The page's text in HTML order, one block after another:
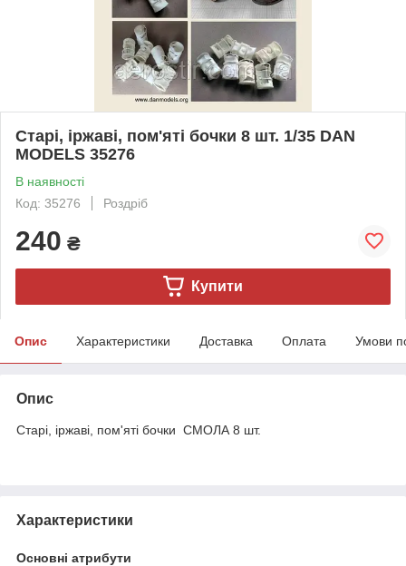
Старі, іржаві, пом'яті бочки 8 шт. 1/35 DAN
MODELS 35276
В наявності
Код: 35276
Роздріб
240 ₴
Купити
Опис Характеристики Доставка Оплата Умови
Опис
Старі, іржаві, пом'яті бочки СМОЛА 8 шт.
Характеристики
Основні атрибути